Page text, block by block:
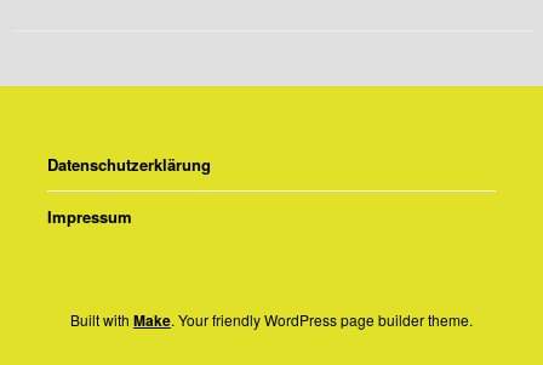
Datenschutzerklärung
Impressum
Built with Make. Your friendly WordPress page builder theme.